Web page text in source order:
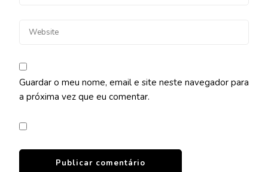
Guardar o meu nome, email e site neste navegador para
a próxima vez que eu comentar.